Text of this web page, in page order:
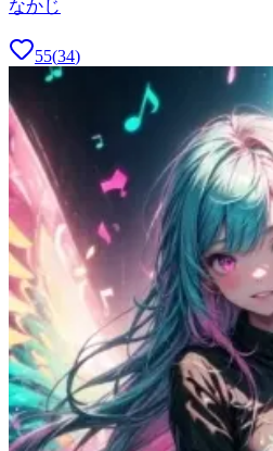
なかじ
55(34)